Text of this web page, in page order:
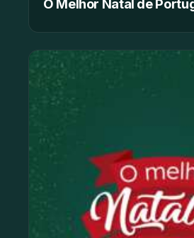
O Melhor Natal de